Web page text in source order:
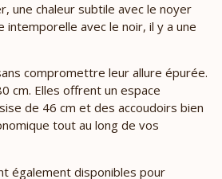
une chaleur subtile avec le noyer
avec le noir, il y a une
compromettre leur allure épurée.
cm. Elles offrent un espace
de 46 cm et des accoudoirs bien
tout au long de vos
également disponibles pour